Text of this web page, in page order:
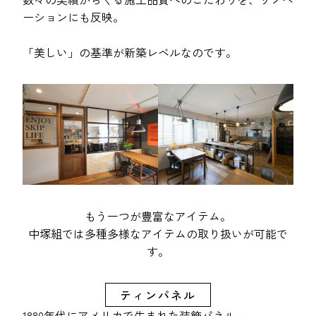
数々の実績からくる施工品質へのこだわりを、リノベ
ーションにも反映。
「美しい」の基準が新築レベルなのです。
もう一つが豊富なアイテム。
中塚組では多種多様なアイテムの取り扱いが可能で
す。
ティンパネル